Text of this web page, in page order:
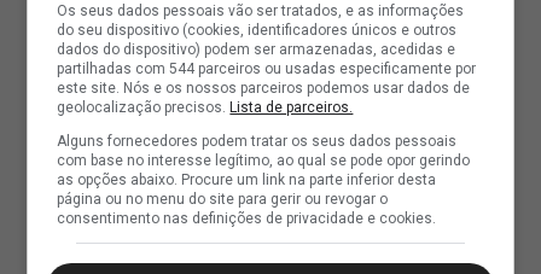
Os seus dados pessoais vão ser tratados, e as informações
do seu dispositivo (cookies, identificadores únicos e outros
dados do dispositivo) podem ser armazenadas, acedidas e
partilhadas com 544 parceiros ou usadas especificamente por
este site. Nós e os nossos parceiros podemos usar dados de
geolocalização precisos.Lista de parceiros.
Alguns fornecedores podem tratar os seus dados pessoais
com base no interesse legítimo, ao qual se pode opor gerindo
as opções abaixo. Procure um link na parte inferior desta
página ou no menu do site para gerir ou revogar o
consentimento nas definições de privacidade e cookies.